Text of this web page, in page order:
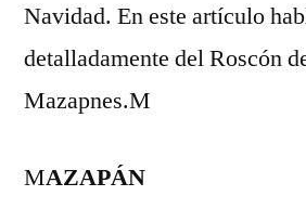
Navidad. En este artículo
detalladamente del Roscón
Mazapnes.M
MAZAPÁN